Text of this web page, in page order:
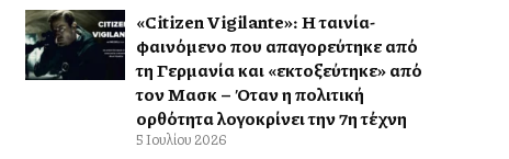
«Citizen Vigilante»: Η ταινία-
φαινόμενο που απαγορεύτηκε από
τη Γερμανία και «εκτοξεύτηκε» από
τον Μασκ – Όταν η πολιτική
ορθότητα λογοκρίνει την 7η τέχνη
5 Ιουλίου 2026